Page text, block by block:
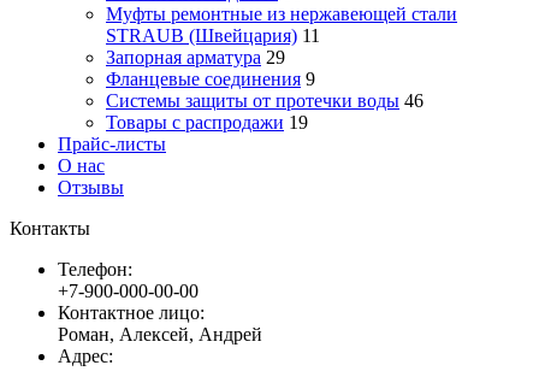
Муфты ремонтные из нержавеющей стали
STRAUB (Швейцария) 11
Запорная арматура 29
Фланцевые соединения 9
Системы защиты от протечки воды 46
Товары с распродажи 19
Прайс-листы
О нас
Отзывы
Контакты
Телефон:
+7-900-000-00-00
Контактное лицо:
Роман, Алексей, Андрей
Адрес: